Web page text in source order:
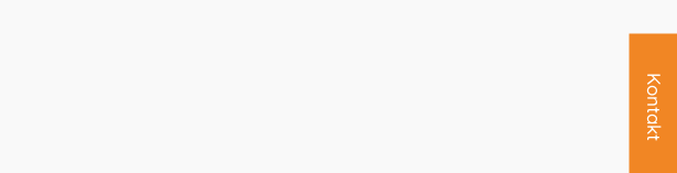
Kontakt